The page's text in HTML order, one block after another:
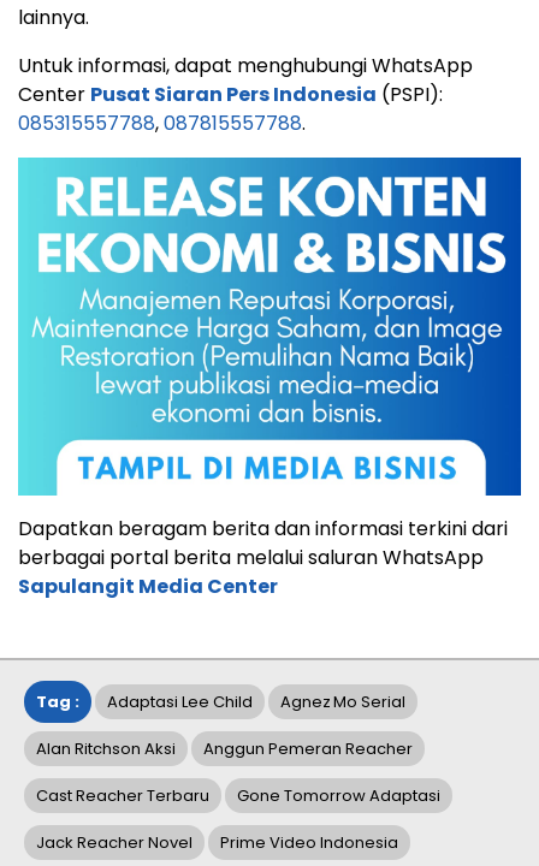
lainnya.
Untuk informasi, dapat menghubungi WhatsApp
Center Pusat Siaran Pers Indonesia (PSPI):
085315557788,087815557788.
Dapatkan beragam berita dan informasi terkini dari
berbagai portal berita melalui saluran WhatsApp
Sapulangit Media Center
Tag : Adaptasi Lee Child Agnez Mo Serial
Alan Ritchson Aksi Anggun Pemeran Reacher
Cast Reacher Terbaru Gone Tomorrow Adaptasi
Jack Reacher Novel Prime Video Indonesia